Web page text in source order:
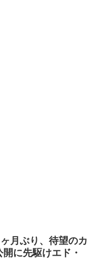
月ぶり、待望のカ
に先駆けエド・